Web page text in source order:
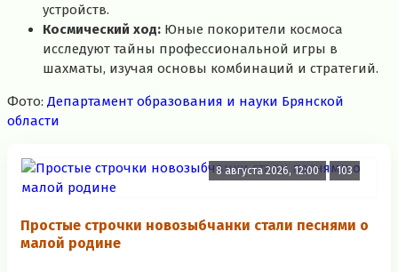
устройств.
Космический ход: Юные покорители космоса
исследуют тайны профессиональной игры в
шахматы, изучая основы комбинаций и стратегий.
Фото: Департамент образования и науки Брянской
области
8 августа 2026, 12:00 103
Простые строчки новозыбчанки стали песнями о
малой родине